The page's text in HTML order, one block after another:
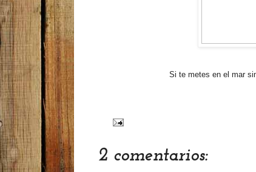
Si te metes en el mar
2 comentarios: